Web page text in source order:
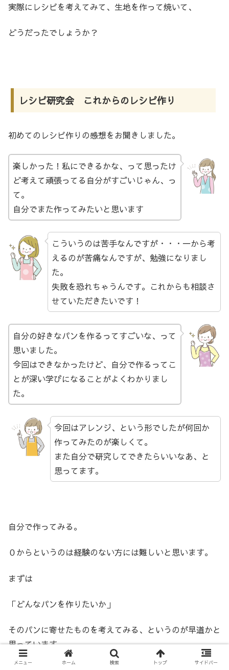
実際にレシピを考えてみて、生地を作って焼いて、
どうだったでしょうか？
レシピ研究会 これからのレシピ作り
初めてのレシピ作りの感想をお聞きしました。
楽しかった！私にできるかな、って思ったけ
ど考えて頑張ってる自分がすごいじゃん、っ
て。
自分でまた作ってみたいと思います
こういうのは苦手なんですが・・・一から考
えるのが苦痛なんですが、勉強になりまし
た。
失敗を恐れちゃうんです。これからも相談さ
せていただきたいです！
自分の好きなパンを作るってすごいな、って
思いました。
今回はできなかったけど、自分で作るってこ
とが深い学びになることがよくわかりまし
た。
今回はアレンジ、という形でしたが何回か
作ってみたのが楽しくて。
また自分で研究してできたらいいなあ、と
思ってます。
自分で作ってみる。
０からというのは経験のない方には難しいと思います。
まずは
「どんなパンを作りたいか」
そのパンに寄せたものを考えてみる、というのが早道かと
思っています。
メニュー ホーム 検索 トップ サイドバー